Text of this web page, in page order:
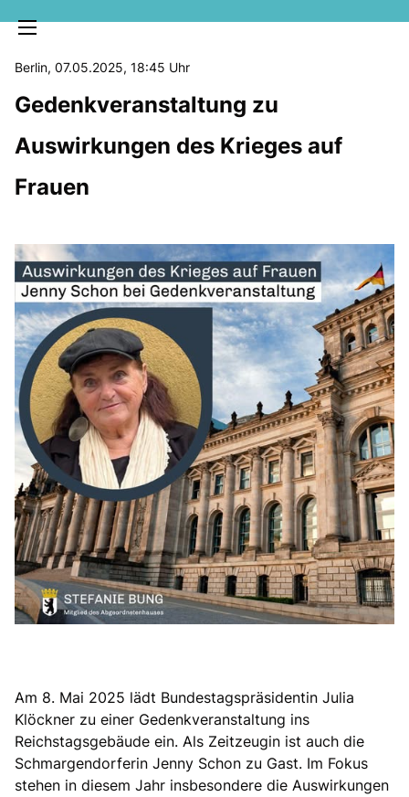
MELDUNGEN
SOZIALE MEDIEN
KLARTEXT
Berlin, 07.05.2025, 18:45 Uhr
Gedenkveranstaltung zu
Auswirkungen des Krieges auf
Frauen
Am 8. Mai 2025 lädt Bundestagspräsidentin Julia
Klöckner zu einer Gedenkveranstaltung ins
Reichstagsgebäude ein. Als Zeitzeugin ist auch die
Schmargendorferin Jenny Schon zu Gast. Im Fokus
stehen in diesem Jahr insbesondere die Auswirkungen